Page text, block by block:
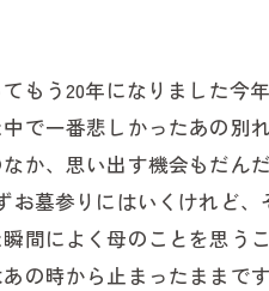
法人税
監査業務
監査業務
各種相談
もう20年になりました今
で一番悲しかったあの別
か、思い出す機会もだん
お墓参りにはいくけれど、
間によく母のことを思う
の時から止まったままです